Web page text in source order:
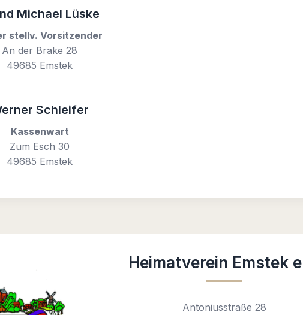
Michael Lüske
stellv. Vorsitzender
An der Brake 28
49685 Emstek
Schleifer
Kassenwart
Zum Esch 30
49685 Emstek
Heimatverein Emstek
Antoniusstraße 28